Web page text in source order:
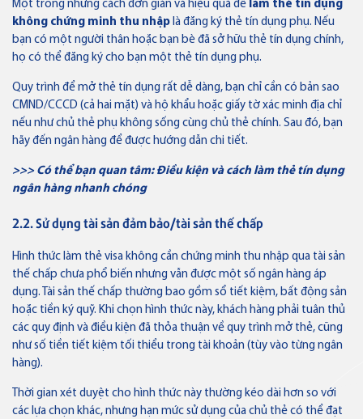
Một trong những cách đơn giản và hiệu quả để làm thẻ tín dụng
không chứng minh thu nhập là đăng ký thẻ tín dụng phụ. Nếu
bạn có một người thân hoặc bạn bè đã sở hữu thẻ tín dụng chính,
họ có thể đăng ký cho bạn một thẻ tín dụng phụ.
Quy trình để mở thẻ tín dụng rất dễ dàng, bạn chỉ cần có bản sao
CMND/CCCD (cả hai mặt) và hộ khẩu hoặc giấy tờ xác minh địa chỉ
nếu như chủ thẻ phụ không sống cùng chủ thẻ chính. Sau đó, bạn
hãy đến ngân hàng để được hướng dẫn chi tiết.
>>> Có thể bạn quan tâm: Điều kiện và cách làm thẻ tín dụng
ngân hàngnhanh chóng
2.2. Sử dụng tài sản đảm bảo/tài sản thế chấp
Hình thức làm thẻ visa không cần chứng minh thu nhập qua tài sản
thế chấp chưa phổ biến nhưng vẫn được một số ngân hàng áp
dụng. Tài sản thế chấp thường bao gồm sổ tiết kiệm, bất động sản
hoặc tiền ký quỹ. Khi chọn hình thức này, khách hàng phải tuân thủ
các quy định và điều kiện đã thỏa thuận về quy trình mở thẻ, cũng
như số tiền tiết kiệm tối thiểu trong tài khoản (tùy vào từng ngân
hàng).
Thời gian xét duyệt cho hình thức này thường kéo dài hơn so với
các lựa chọn khác, nhưng hạn mức sử dụng của chủ thẻ có thể đạt